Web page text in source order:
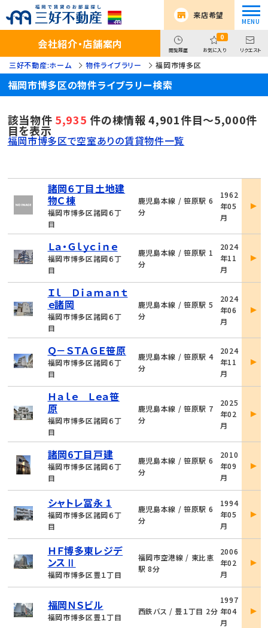
来店希望
会社紹介・店舗案内 閲覧履歴
0
お気に入り リクエスト
三好不動産:ホーム 物件ライブラリー 福岡市博多区
福岡市博多区の物件ライブラリー検索
該当物件 5,935 件の棟情報 4,901件目～5,000件
目を表示
福岡市博多区で空室ありの賃貸物件一覧
諸岡６丁目土地建
物Ｃ棟
福岡市博多区諸岡６丁
目
鹿児島本線 / 笹原駅 6
分
1962
年05
月
詳
Ｌａ・Ｇｌｙｃｉｎｅ
福岡市博多区諸岡６丁
目
鹿児島本線 / 笹原駅 1
分
2024
年11
月
詳
Ｉｌ Ｄｉａｍａｎｔ
ｅ諸岡
福岡市博多区諸岡６丁
目
鹿児島本線 / 笹原駅 5
分
2024
年06
月
詳
Ｑ－ＳＴＡＧＥ笹原
福岡市博多区諸岡６丁
目
鹿児島本線 / 笹原駅 4
分
2024
年11
月
詳
Ｈａｌｅ Ｌｅａ笹
原
福岡市博多区諸岡６丁
目
鹿児島本線 / 笹原駅 7
分
2025
年02
月
詳
諸岡6丁目戸建
福岡市博多区諸岡６丁
目
鹿児島本線 / 笹原駅 6
分
2010
年09
月
詳
シャトレ冨永 1
福岡市博多区諸岡６丁
目
鹿児島本線 / 笹原駅 6
分
1994
年05
月
詳
ＨＦ博多東レジデ
ンスⅡ
福岡市博多区豊１丁目
福岡市空港線 / 東比恵
駅 8分
2006
年02
月
詳
福岡ＮＳビル
福岡市博多区豊１丁目
西鉄バス / 豊１丁目 2分
1997
年04
月
詳